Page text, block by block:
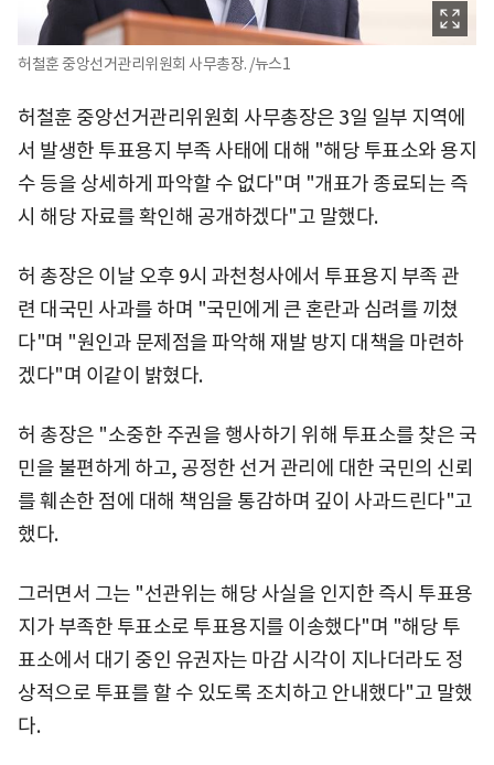
허철훈 중앙선거관리위원회 사무총장. /뉴스1
허철훈 중앙선거관리위원회 사무총장은 3일 일부 지역에
서 발생한 투표용지 부족 사태에 대해 "해당 투표소와 용지
수 등을 상세하게 파악할 수 없다"며 "개표가 종료되는 즉
시 해당 자료를 확인해 공개하겠다"고 말했다.
허 총장은 이날 오후 9시 과천청사에서 투표용지 부족 관
련 대국민 사과를 하며 "국민에게 큰 혼란과 심려를 끼쳤
다"며 "원인과 문제점을 파악해 재발 방지 대책을 마련하
겠다"며 이같이 밝혔다.
허 총장은 "소중한 주권을 행사하기 위해 투표소를 찾은 국
민을 불편하게 하고, 공정한 선거 관리에 대한 국민의 신뢰
를 훼손한 점에 대해 책임을 통감하며 깊이 사과드린다"고
했다.
그러면서 그는 "선관위는 해당 사실을 인지한 즉시 투표용
지가 부족한 투표소로 투표용지를 이송했다"며 "해당 투
표소에서 대기 중인 유권자는 마감 시각이 지나더라도 정
상적으로 투표를 할 수 있도록 조치하고 안내했다"고 말했
다.